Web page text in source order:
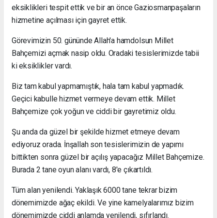
eksiklikleri tespit ettik ve bir an önce Gaziosmanpaşaların
hizmetine açılması için gayret ettik.
Görevimizin 50. gününde Allah'a hamdolsun Millet
Bahçemizi açmak nasip oldu. Oradaki tesislerimizde tabii
ki eksiklikler vardı.
Biz tam kabul yapmamıştık, hala tam kabul yapmadık.
Geçici kabulle hizmet vermeye devam ettik. Millet
Bahçemize çok yoğun ve ciddi bir gayretimiz oldu.
Şu anda da güzel bir şekilde hizmet etmeye devam
ediyoruz orada. İnşallah son tesislerimizin de yapımı
bittikten sonra güzel bir açılış yapacağız Millet Bahçemize.
Burada 2 tane oyun alanı vardı, 8'e çıkartıldı.
Tüm alan yenilendi. Yaklaşık 6000 tane tekrar bizim
dönemimizde ağaç ekildi. Ve yine kamelyalarımız bizim
dönemimizde ciddi anlamda yenilendi, sıfırlandı.